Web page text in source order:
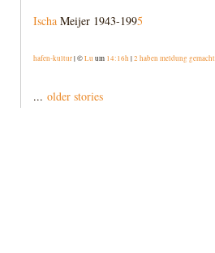
Ischa Meijer 1943-1995
hafen-kultur| ©Lu um 14:16h |2 haben meldung gemacht
... older stories